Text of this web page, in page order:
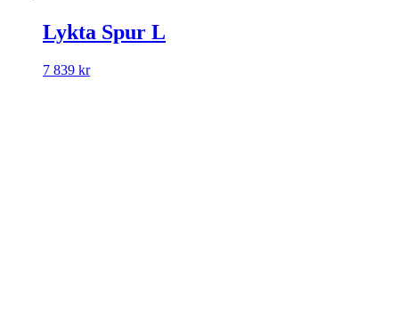
Lykta Spur L
7 839 kr